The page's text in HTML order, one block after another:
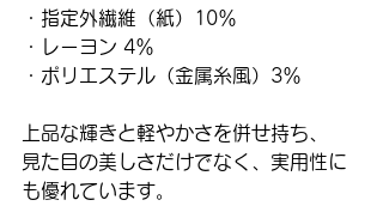
・指定外繊維（紙）10％
・レーヨン 4％
・ポリエステル（金属糸風）3％
上品な輝きと軽やかさを併せ持ち、
見た目の美しさだけでなく、実用性に
も優れています。